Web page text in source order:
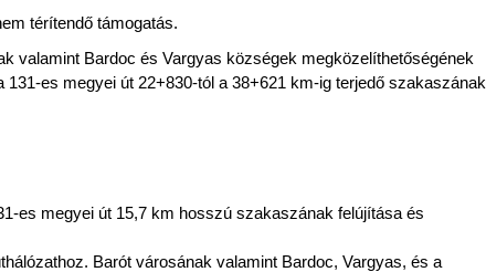
térítendő támogatás.
valamint Bardoc és Vargyas községek megközelíthetőségének
es megyei út 22+830-tól a 38+621 km-ig terjedő szakaszának
es megyei út 15,7 km hosszú szakaszának felújítása és
Barót városának valamint Bardoc, Vargyas, és a